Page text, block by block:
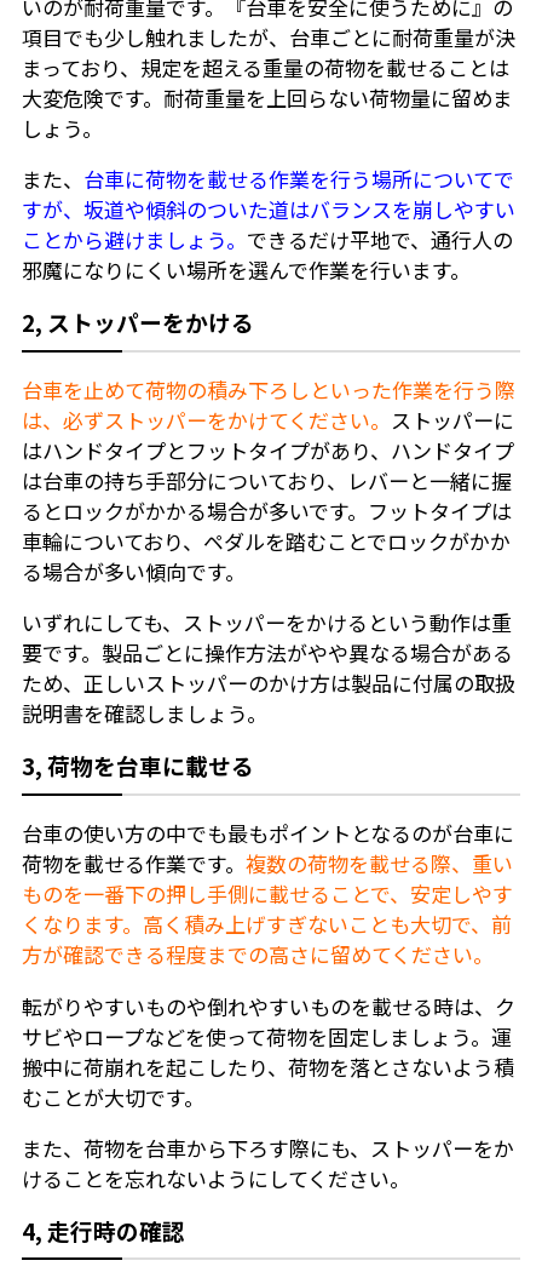
いのが耐荷重量です。『台車を安全に使うために』の
項目でも少し触れましたが、台車ごとに耐荷重量が決
まっており、規定を超える重量の荷物を載せることは
大変危険です。耐荷重量を上回らない荷物量に留めま
しょう。
また、 台車に荷物を載せる作業を行う場所についてで
すが、坂道や傾斜のついた道はバランスを崩しやすい
ことから避けましょう。 できるだけ平地で、通行人の
邪魔になりにくい場所を選んで作業を行います。
2, ストッパーをかける
台車を止めて荷物の積み下ろしといった作業を行う際
は、必ずストッパーをかけてください。 ストッパーに
はハンドタイプとフットタイプがあり、ハンドタイプ
は台車の持ち手部分についており、レバーと一緒に握
るとロックがかかる場合が多いです。フットタイプは
車輪についており、ペダルを踏むことでロックがかか
る場合が多い傾向です。
いずれにしても、ストッパーをかけるという動作は重
要です。製品ごとに操作方法がやや異なる場合がある
ため、正しいストッパーのかけ方は製品に付属の取扱
説明書を確認しましょう。
3, 荷物を台車に載せる
台車の使い方の中でも最もポイントとなるのが台車に
荷物を載せる作業です。 複数の荷物を載せる際、重い
ものを一番下の押し手側に載せることで、安定しやす
くなります。高く積み上げすぎないことも大切で、前
方が確認できる程度までの高さに留めてください。
転がりやすいものや倒れやすいものを載せる時は、ク
サビやロープなどを使って荷物を固定しましょう。運
搬中に荷崩れを起こしたり、荷物を落とさないよう積
むことが大切です。
また、荷物を台車から下ろす際にも、ストッパーをか
けることを忘れないようにしてください。
4, 走行時の確認